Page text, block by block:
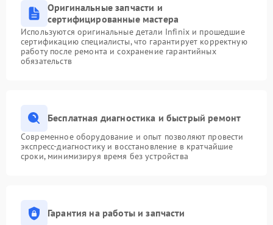
Оригинальные запчасти и
сертифицированные мастера
Используются оригинальные детали Infinix и прошедшие
сертификацию специалисты, что гарантирует корректную
работу после ремонта и сохранение гарантийных
обязательств
Бесплатная диагностика и быстрый ремонт
Современное оборудование и опыт позволяют провести
экспресс-диагностику и восстановление в кратчайшие
сроки, минимизируя время без устройства
Гарантия на работы и запчасти